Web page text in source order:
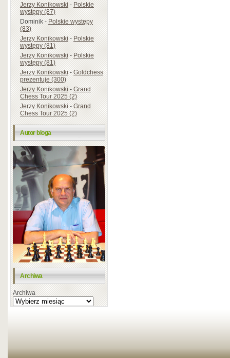
Jerzy Konikowski-Polskie
występy (87)
Dominik-Polskie występy
(83)
Jerzy Konikowski-Polskie
występy (81)
Jerzy Konikowski-Polskie
występy (81)
Jerzy Konikowski-Goldchess
prezentuje (300)
Jerzy Konikowski-Grand
Chess Tour 2025 (2)
Jerzy Konikowski-Grand
Chess Tour 2025 (2)
Autor bloga
Archiwa
Archiwa